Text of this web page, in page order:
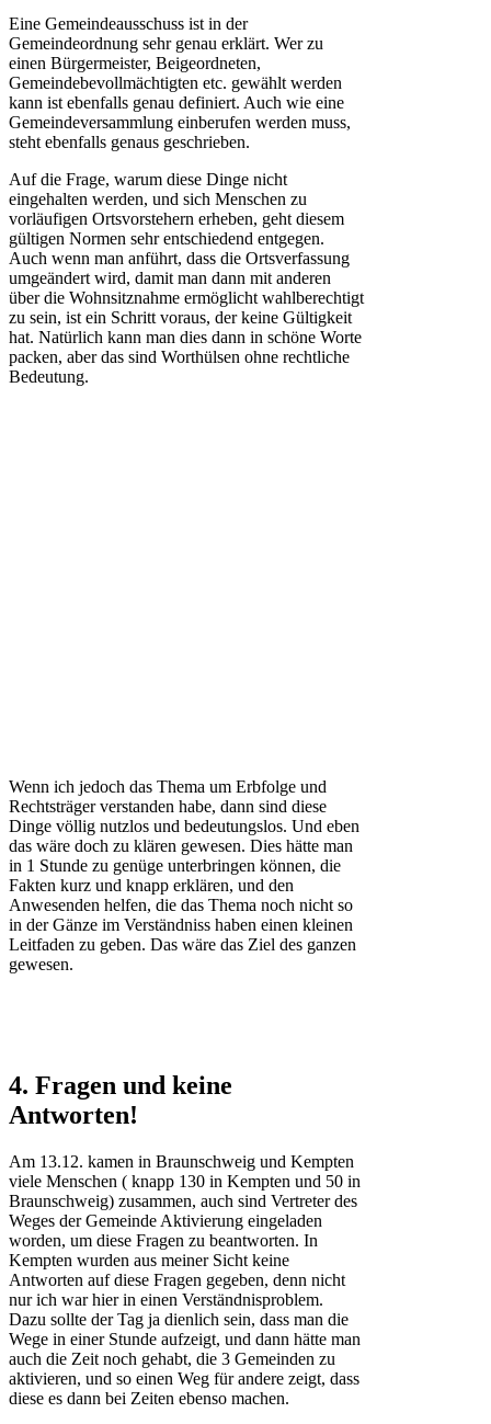
Eine Gemeindeausschuss ist in der
Gemeindeordnung sehr genau erklärt. Wer zu
einen Bürgermeister, Beigeordneten,
Gemeindebevollmächtigten etc. gewählt werden
kann ist ebenfalls genau definiert. Auch wie eine
Gemeindeversammlung einberufen werden muss,
steht ebenfalls genaus geschrieben.
Auf die Frage, warum diese Dinge nicht
eingehalten werden, und sich Menschen zu
vorläufigen Ortsvorstehern erheben, geht diesem
gültigen Normen sehr entschiedend entgegen.
Auch wenn man anführt, dass die Ortsverfassung
umgeändert wird, damit man dann mit anderen
über die Wohnsitznahme ermöglicht wahlberechtigt
zu sein, ist ein Schritt voraus, der keine Gültigkeit
hat. Natürlich kann man dies dann in schöne Worte
packen, aber das sind Worthülsen ohne rechtliche
Bedeutung.
Wenn ich jedoch das Thema um Erbfolge und
Rechtsträger verstanden habe, dann sind diese
Dinge völlig nutzlos und bedeutungslos. Und eben
das wäre doch zu klären gewesen. Dies hätte man
in 1 Stunde zu genüge unterbringen können, die
Fakten kurz und knapp erklären, und den
Anwesenden helfen, die das Thema noch nicht so
in der Gänze im Verständniss haben einen kleinen
Leitfaden zu geben. Das wäre das Ziel des ganzen
gewesen.
4. Fragen und keine
Antworten!
Am 13.12. kamen in Braunschweig und Kempten
viele Menschen ( knapp 130 in Kempten und 50 in
Braunschweig) zusammen, auch sind Vertreter des
Weges der Gemeinde Aktivierung eingeladen
worden, um diese Fragen zu beantworten. In
Kempten wurden aus meiner Sicht keine
Antworten auf diese Fragen gegeben, denn nicht
nur ich war hier in einen Verständnisproblem.
Dazu sollte der Tag ja dienlich sein, dass man die
Wege in einer Stunde aufzeigt, und dann hätte man
auch die Zeit noch gehabt, die 3 Gemeinden zu
aktivieren, und so einen Weg für andere zeigt, dass
diese es dann bei Zeiten ebenso machen.